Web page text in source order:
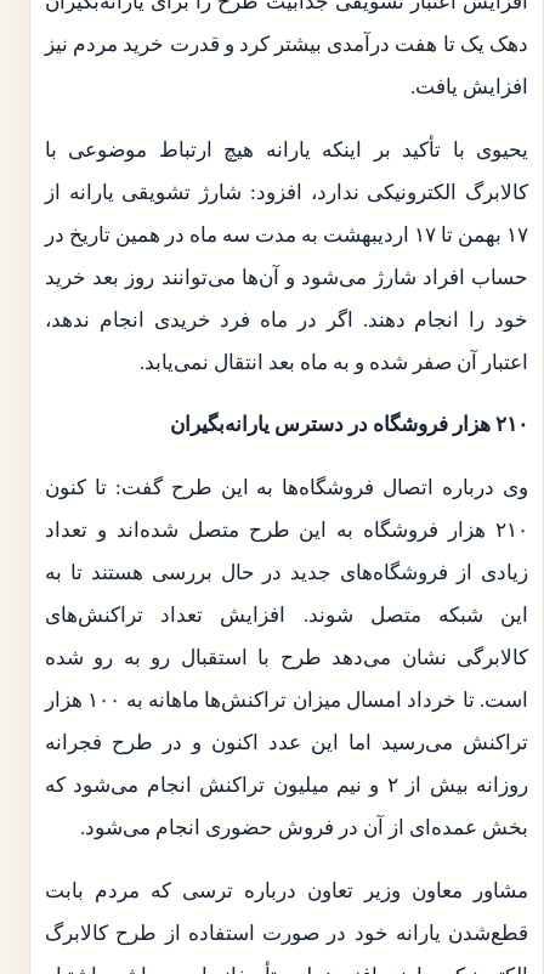
دهک یک تا هفت درآمدی بیشتر کرد و قدرت خرید مردم نیز
افزایش یافت.
یحیوی با تأکید بر اینکه یارانه هیچ ارتباط موضوعی با
کالابرگ الکترونیکی ندارد، افزود: شارژ تشویقی یارانه از
۱۷ بهمن تا ۱۷ اردیبهشت به مدت سه ماه در همین تاریخ در
حساب افراد شارژ می‌شود و آن‌ها می‌توانند روز بعد خرید
خود را انجام دهند. اگر در ماه فرد خریدی انجام ندهد،
اعتبار آن صفر شده و به ماه بعد انتقال نمی‌یابد.
۲۱۰ هزار فروشگاه در دسترس یارانه‌بگیران
وی درباره اتصال فروشگاه‌ها به این طرح گفت: تا کنون
۲۱۰ هزار فروشگاه به این طرح متصل شده‌اند و تعداد
زیادی از فروشگاه‌های جدید در حال بررسی هستند تا به
این شبکه متصل شوند. افزایش تعداد تراکنش‌های
کالابرگی نشان می‌دهد طرح با استقبال رو به رو شده
است. تا خرداد امسال میزان تراکنش‌ها ماهانه به ۱۰۰ هزار
تراکنش می‌رسید اما این عدد اکنون و در طرح فجرانه
روزانه بیش از ۲ و نیم میلیون تراکنش انجام می‌شود که
بخش عمده‌ای از آن در فروش حضوری انجام می‌شود.
مشاور معاون وزیر تعاون درباره ترسی که مردم بابت
قطع‌شدن یارانه خود در صورت استفاده از طرح کالابرگ